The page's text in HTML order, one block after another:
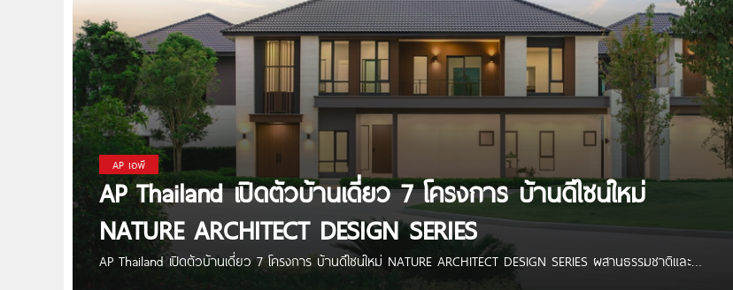
AP เอพี
AP Thailand เปิดตัวบ้านเดี่ยว 7 โครงการ บ้านดีไซน์ใหม่
NATURE ARCHITECT DESIGN SERIES
AP Thailand เปิดตัวบ้านเดี่ยว 7 โครงการ บ้านดีไซน์ใหม่ NATURE ARCHITECT DESIGN SERIES ผสานธรรมชาติและ